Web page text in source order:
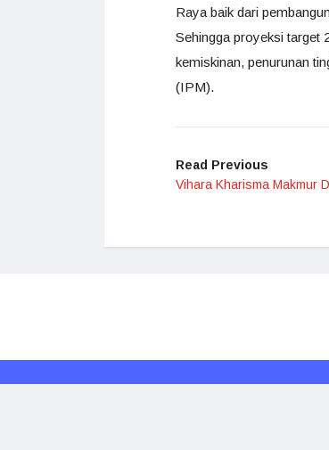
Raya baik dari
Sehingga proyeksi target
kemiskinan, penurunan
(IPM).
Read Previous
Vihara Kharisma Makmur